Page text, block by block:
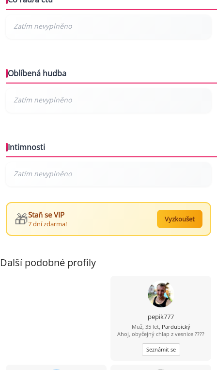
Oblíbená hudba
Intimnosti
🎁Staň se VIP
7 dní zdarma!
Vyzkoušet
Další podobné profily
pepik777
Muž, 35 let, Pardubický
Ahoj, obyčejný chlap z vesnice ????
Seznámit se